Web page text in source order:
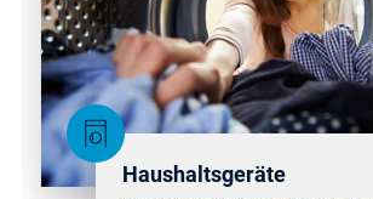
Haushaltsgeräte